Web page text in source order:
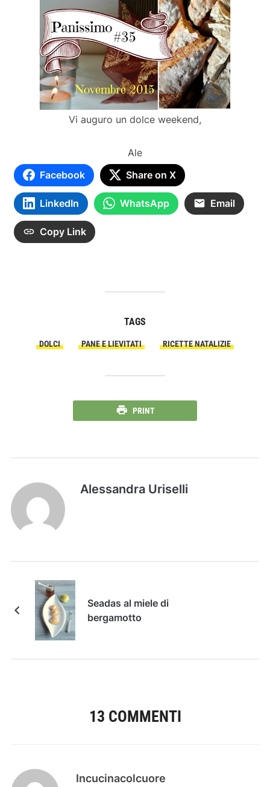
Vi auguro un dolce weekend,
Ale
Facebook
Share on X
LinkedIn WhatsApp Email
Copy Link
TAGS
DOLCI PANE E LIEVITATI RICETTE NATALIZIE
PRINT
Alessandra Uriselli
Seadas al miele di
bergamotto
13 COMMENTI
Incucinacolcuore